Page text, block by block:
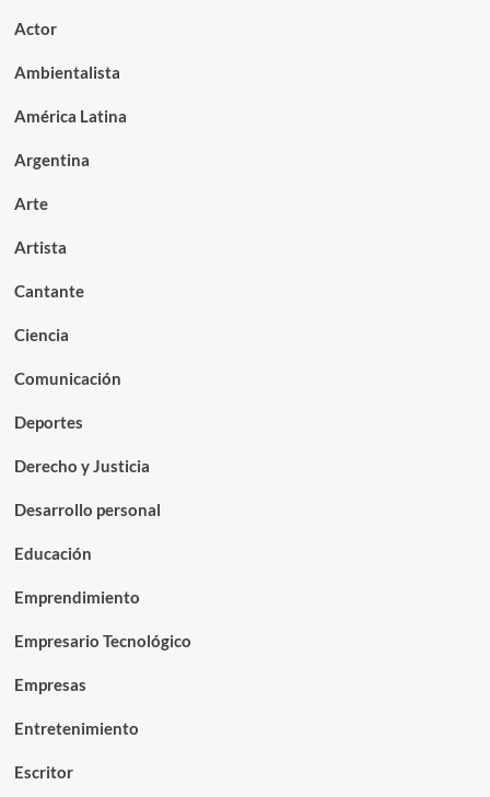
Actor
Ambientalista
América Latina
Argentina
Arte
Artista
Cantante
Ciencia
Comunicación
Deportes
Derecho y Justicia
Desarrollo personal
Educación
Emprendimiento
Empresario Tecnológico
Empresas
Entretenimiento
Escritor